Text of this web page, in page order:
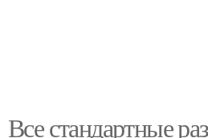
Все стандартные